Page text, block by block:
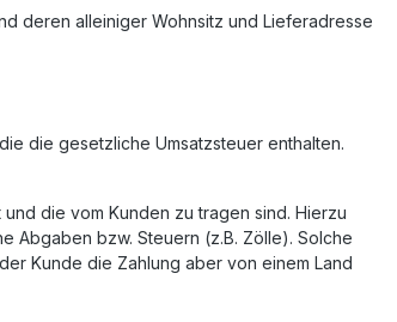
deren alleiniger Wohnsitz und Lieferadresse
die gesetzliche Umsatzsteuer enthalten.
die vom Kunden zu tragen sind. Hierzu
Abgaben bzw. Steuern (z.B. Zölle). Solche
Kunde die Zahlung aber von einem Land